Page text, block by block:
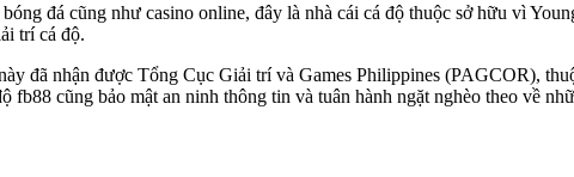
đá cũng như casino online, đây là nhà cái cá độ thuộc sở hữu vì
trí cá độ.
đã nhận được Tổng Cục Giải trí và Games Philippines (PAGCOR),
fb88 cũng bảo mật an ninh thông tin và tuân hành ngặt nghèo theo về